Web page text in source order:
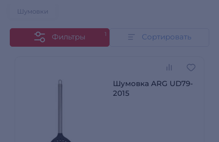
Шумовки
Фильтры 1 Сортировать
Шумовка ARG UD79-
2015